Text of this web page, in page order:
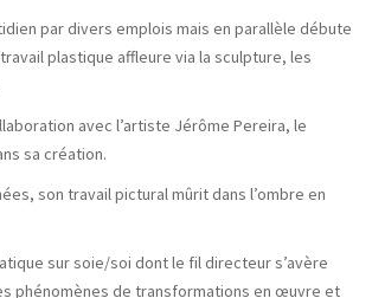
par divers emplois mais en parallèle débute
plastique affleure via la sculpture, les
avec l’artiste Jérôme Pereira, le
sa création.
son travail pictural mûrit dans l’ombre en
sur soie/soi dont le fil directeur s’avère
phénomènes de transformations en œuvre et